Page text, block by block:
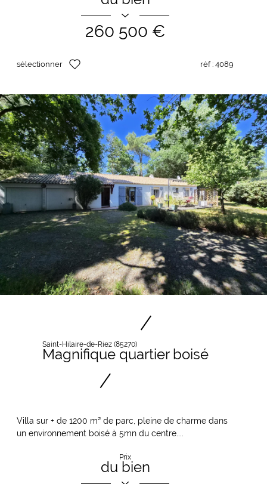
260 500 €
sélectionner réf : 4089
Saint-Hilaire-de-Riez (85270)
Magnifique quartier boisé
Villa sur + de 1200 m² de parc, pleine de charme dans
un environnement boisé à 5mn du centre....
Prix
du bien